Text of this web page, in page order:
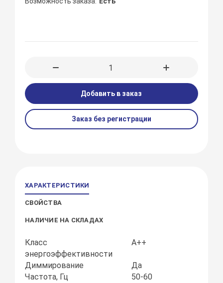
Добавить в заказ
Заказ без регистрации
ХАРАКТЕРИСТИКИ
СВОЙСТВА
НАЛИЧИЕ НА СКЛАДАХ
Класс
энергоэффективности
А++
Диммирование
Да
Частота, Гц
50-60